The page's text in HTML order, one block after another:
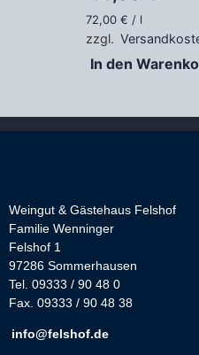
72,00 € / l
zzgl.
In den
Weingut & Gästehaus Felshof
Familie Wenninger
Felshof 1
97286 Sommerhausen
Tel. 09333 / 90 48 0
Fax. 09333 / 90 48 38
info@felshof.de